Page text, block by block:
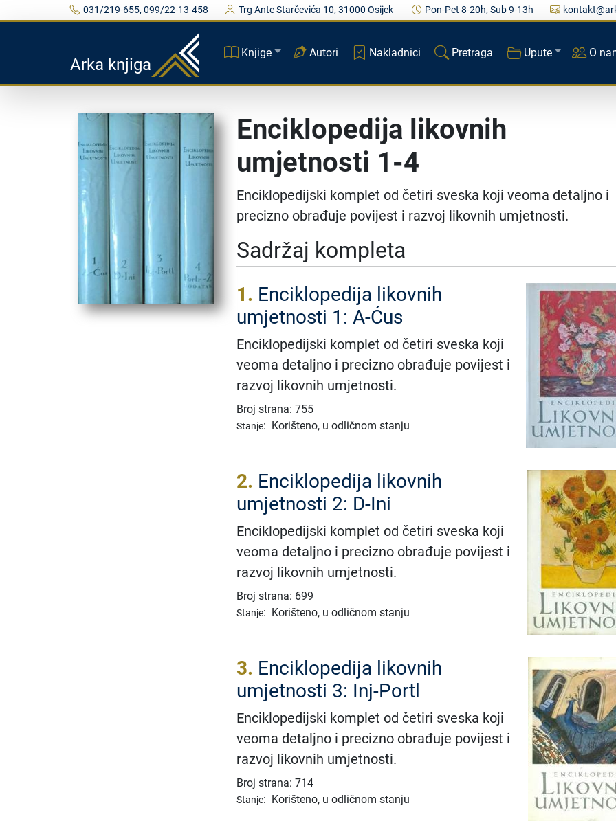
031/219-655, 099/22-13-458 Trg Ante Starčevića 10, 31000 Osijek Pon-Pet 8-20h, Sub 9-13h
Arka knjiga
Knjige Autori Nakladnici Pretraga Upute O
Enciklopedija likovnih
umjetnosti 1-4
Enciklopedijski komplet od četiri sveska koji veoma detaljno i
precizno obrađuje povijest i razvoj likovnih umjetnosti.
Sadržaj kompleta
1. Enciklopedija likovnih
umjetnosti 1: A-Ćus
Enciklopedijski komplet od četiri sveska koji
veoma detaljno i precizno obrađuje povijest i
razvoj likovnih umjetnosti.
Broj strana: 755
Stanje: Korišteno, u odličnom stanju
2. Enciklopedija likovnih
umjetnosti 2: D-Ini
Enciklopedijski komplet od četiri sveska koji
veoma detaljno i precizno obrađuje povijest i
razvoj likovnih umjetnosti.
Broj strana: 699
Stanje: Korišteno, u odličnom stanju
3. Enciklopedija likovnih
umjetnosti 3: Inj-Portl
Enciklopedijski komplet od četiri sveska koji
veoma detaljno i precizno obrađuje povijest i
razvoj likovnih umjetnosti.
Broj strana: 714
Stanje: Korišteno, u odličnom stanju